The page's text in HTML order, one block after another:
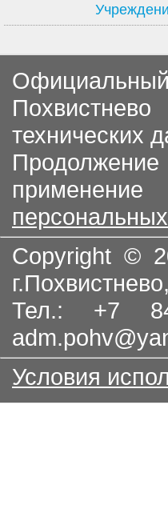
технических
Copyright ©
Тел.: +7
Условия